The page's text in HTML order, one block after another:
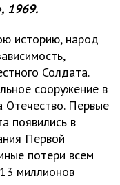
1969.
историю, народ
Солдата.
сооружение в
Отечество. Первые
появились в
Первой
потери всем
миллионов